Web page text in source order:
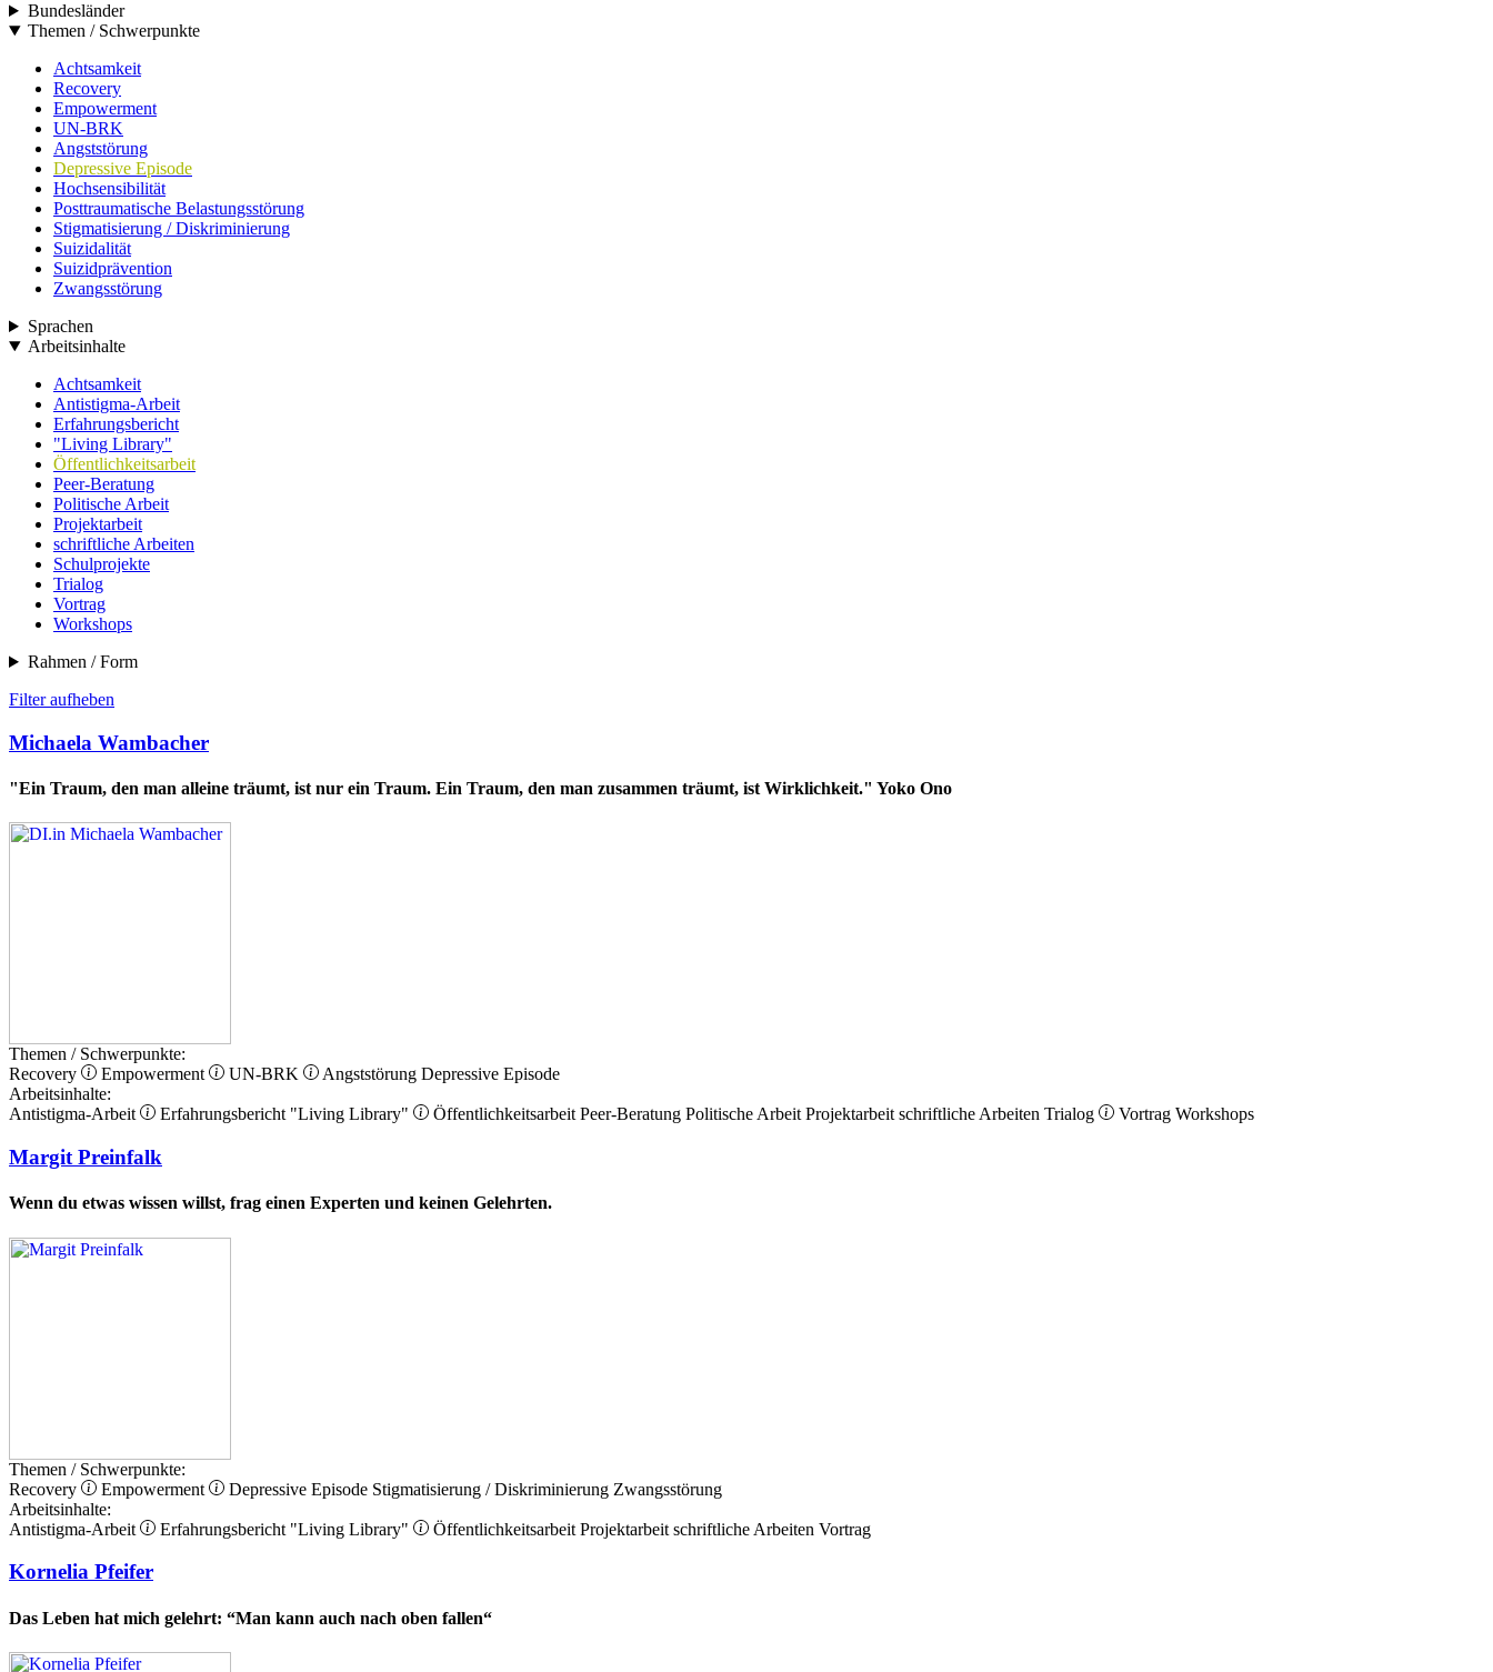
Bundesländer
Themen / Schwerpunkte
Achtsamkeit
Recovery
Empowerment
UN-BRK
Angststörung
Depressive Episode
Hochsensibilität
Posttraumatische Belastungsstörung
Stigmatisierung / Diskriminierung
Suizidalität
Suizidprävention
Zwangsstörung
Sprachen
Arbeitsinhalte
Achtsamkeit
Antistigma-Arbeit
Erfahrungsbericht
"Living Library"
Öffentlichkeitsarbeit
Peer-Beratung
Politische Arbeit
Projektarbeit
schriftliche Arbeiten
Schulprojekte
Trialog
Vortrag
Workshops
Rahmen / Form
Filter aufheben
Michaela Wambacher
"Ein Traum, den man alleine träumt, ist nur ein Traum. Ein Traum, den man zusammen träumt, ist Wirklichkeit." Yoko Ono
Themen / Schwerpunkte:
Recovery
Empowerment UN-BRK Angststörung Depressive Episode
Arbeitsinhalte:
Antistigma-Arbeit
Erfahrungsbericht "Living Library" Öffentlichkeitsarbeit Peer-Beratung Politische Arbeit Projektarbeit schriftliche Arbeiten Trialog Vortrag Workshops
Margit Preinfalk
Wenn du etwas wissen willst, frag einen Experten und keinen Gelehrten.
Themen / Schwerpunkte:
Recovery
Empowerment Depressive Episode Stigmatisierung / Diskriminierung Zwangsstörung
Arbeitsinhalte:
Antistigma-Arbeit
Erfahrungsbericht "Living Library" Öffentlichkeitsarbeit Projektarbeit schriftliche Arbeiten Vortrag
Kornelia Pfeifer
Das Leben hat mich gelehrt: “Man kann auch nach oben fallen“